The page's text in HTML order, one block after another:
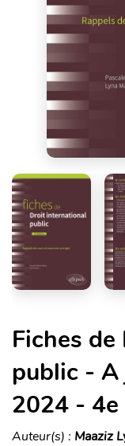
Fiches
public - A
2024 -
Auteur(s) : Maaziz